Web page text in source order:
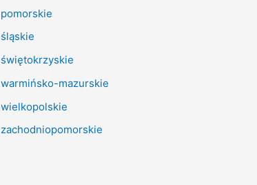
pomorskie
śląskie
świętokrzyskie
warmińsko-mazurskie
wielkopolskie
zachodniopomorskie